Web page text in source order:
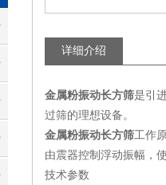
详细介绍
金属粉振动长方筛是引
过筛的理想设备。
金属粉振动长方筛工作
由震器控制浮动振幅，
技术参数